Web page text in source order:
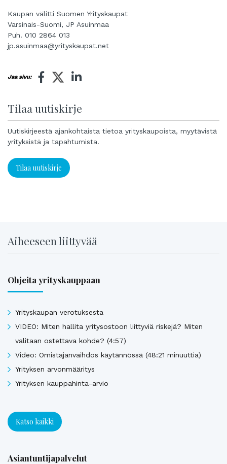
Kaupan välitti Suomen Yrityskaupat
Varsinais-Suomi, JP Asuinmaa
Puh. 010 2864 013
jp.asuinmaa@yrityskaupat.net
Jaa sivu:
Tilaa uutiskirje
Uutiskirjeestä ajankohtaista tietoa yrityskaupoista, myytävistä
yrityksistä ja tapahtumista.
Tilaa uutiskirje
Aiheeseen liittyvää
Ohjeita yrityskauppaan
Yrityskaupan verotuksesta
VIDEO: Miten hallita yritysostoon liittyviä riskejä? Miten
valitaan ostettava kohde? (4:57)
Video: Omistajanvaihdos käytännössä (48:21 minuuttia)
Yrityksen arvonmääritys
Yrityksen kauppahinta-arvio
Katso kaikki
Asiantuntijapalvelut